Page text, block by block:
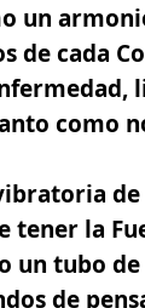
un
de cada
como
tener la
un tubo
de